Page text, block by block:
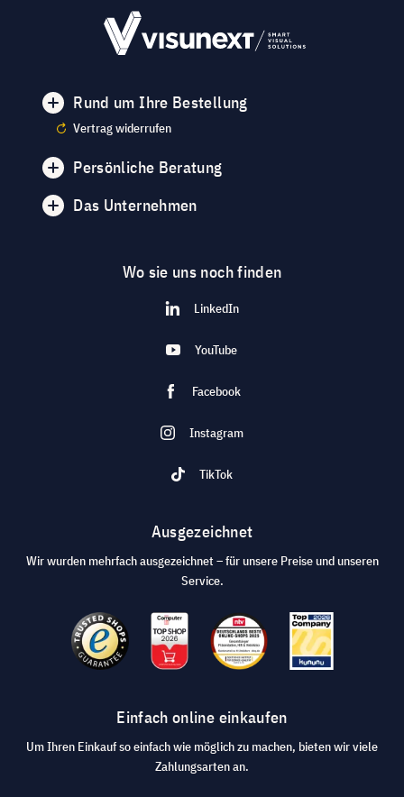
Rund um Ihre Bestellung
Vertrag widerrufen
Persönliche Beratung
Das Unternehmen
Wo sie uns noch finden
LinkedIn
YouTube
Facebook
Instagram
TikTok
Ausgezeichnet
Wir wurden mehrfach ausgezeichnet – für unsere Preise und unseren
Service.
Einfach online einkaufen
Um Ihren Einkauf so einfach wie möglich zu machen, bieten wir viele
Zahlungsarten an.